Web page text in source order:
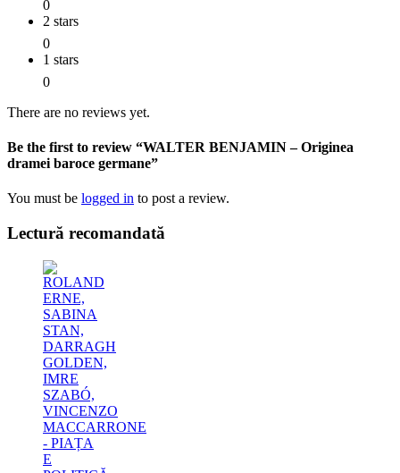
0
2 stars
0
1 stars
0
There are no reviews yet.
Be the first to review “WALTER BENJAMIN – Originea
dramei baroce germane”
You must be logged in to post a review.
Lectură recomandată